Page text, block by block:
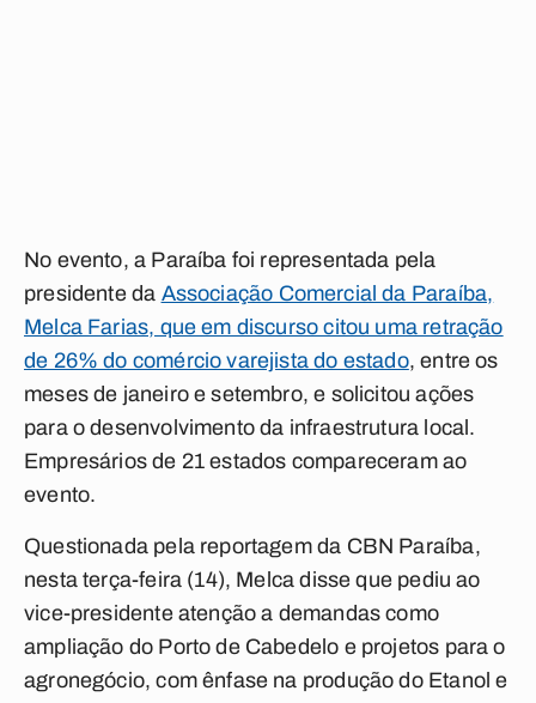
No evento, a Paraíba foi representada pela
presidente da Associação Comercial da Paraíba,
Melca Farias, que em discurso citou uma retração
de 26% do comércio varejista do estado, entre os
meses de janeiro e setembro, e solicitou ações
para o desenvolvimento da infraestrutura local.
Empresários de 21 estados compareceram ao
evento.
Questionada pela reportagem da CBN Paraíba,
nesta terça-feira (14), Melca disse que pediu ao
vice-presidente atenção a demandas como
ampliação do Porto de Cabedelo e projetos para o
agronegócio, com ênfase na produção do Etanol e